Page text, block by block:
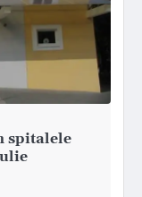
spitalele